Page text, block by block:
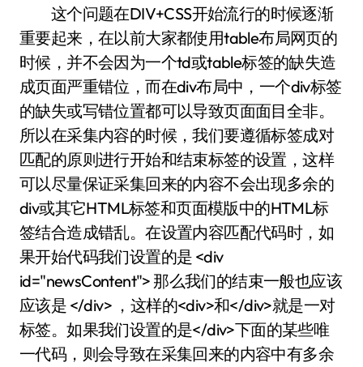
这个问题在DIV+CSS开始流行的时候逐渐
重要起来，在以前大家都使用table布局网页的
时候，并不会因为一个td或table标签的缺失造
成页面严重错位，而在div布局中，一个div标签
的缺失或写错位置都可以导致页面面目全非。
所以在采集内容的时候，我们要遵循标签成对
匹配的原则进行开始和结束标签的设置，这样
可以尽量保证采集回来的内容不会出现多余的
div或其它HTML标签和页面模版中的HTML标
签结合造成错乱。在设置内容匹配代码时，如
果开始代码我们设置的是 <div
id="newsContent"> 那么我们的结束一般也应该
应该是 </div> ，这样的<div>和</div>就是一对
标签。如果我们设置的是</div>下面的某些唯
一代码，则会导致在采集回来的内容中有多余